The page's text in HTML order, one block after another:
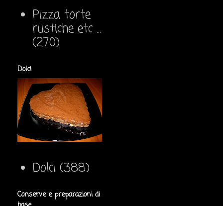
Pizza torte
rustiche etc ...
(270)
Dolci
Dolci (388)
Conserve e preparazioni di